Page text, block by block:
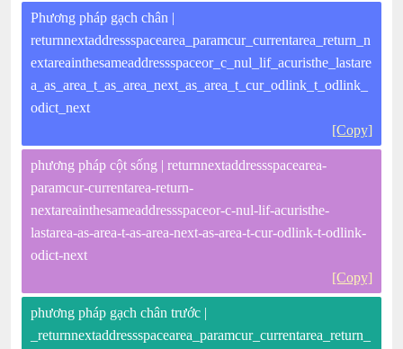
Phương pháp gạch chân |
returnnextaddressspacearea_paramcur_currentarea_return_n
extareainthesameaddressspaceor_c_nul_lif_acuristhe_lastare
a_as_area_t_as_area_next_as_area_t_cur_odlink_t_odlink_
odict_next
[Copy]
phương pháp cột sống | returnnextaddressspacearea-
paramcur-currentarea-return-
nextareainthesameaddressspaceor-c-nul-lif-acuristhe-
lastarea-as-area-t-as-area-next-as-area-t-cur-odlink-t-odlink-
odict-next
[Copy]
phương pháp gạch chân trước |
_returnnextaddressspacearea_paramcur_currentarea_return_